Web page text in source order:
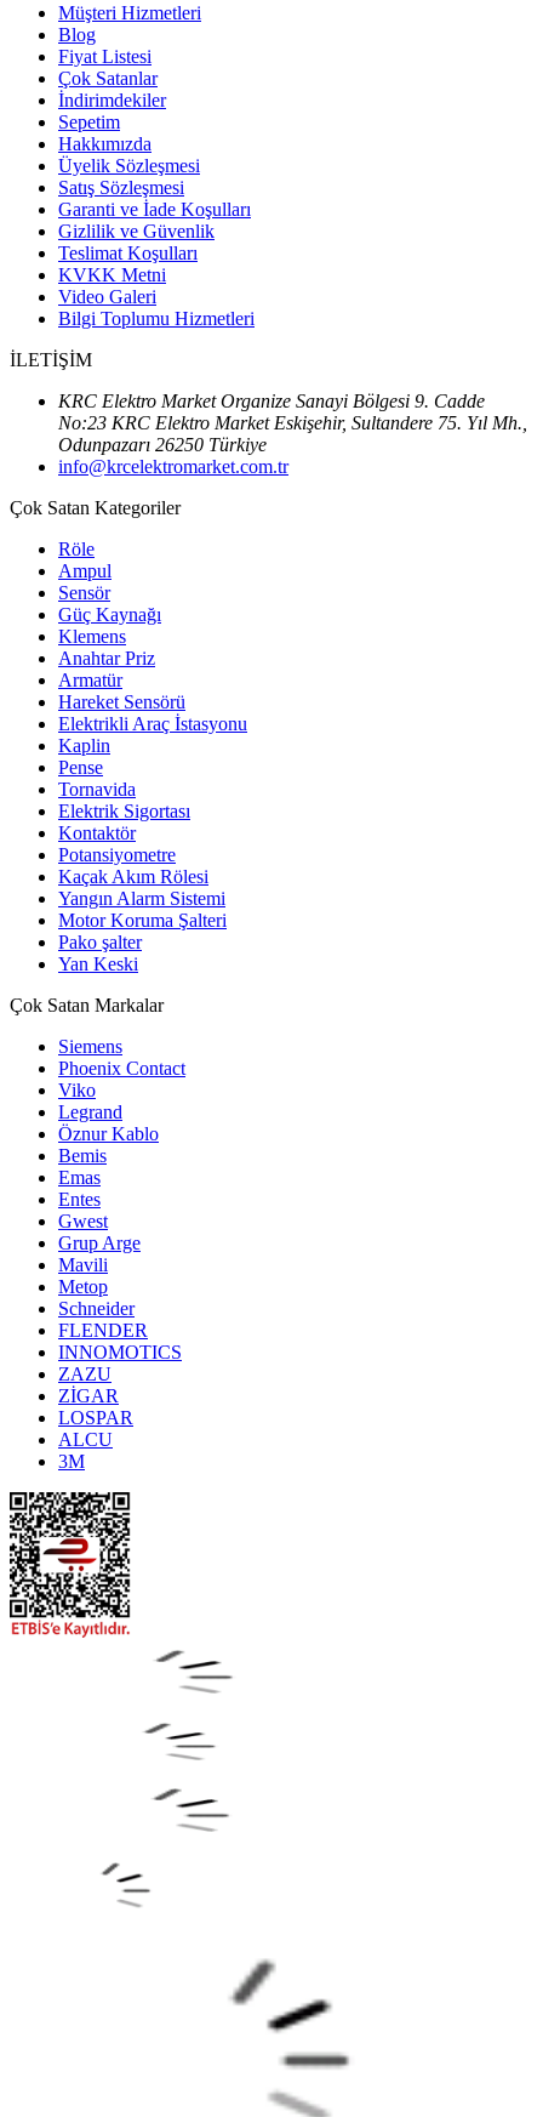
Müşteri Hizmetleri
Blog
Fiyat Listesi
Çok Satanlar
İndirimdekiler
Sepetim
Hakkımızda
Üyelik Sözleşmesi
Satış Sözleşmesi
Garanti ve İade Koşulları
Gizlilik ve Güvenlik
Teslimat Koşulları
KVKK Metni
Video Galeri
Bilgi Toplumu Hizmetleri
İLETİŞİM
KRC Elektro Market Organize Sanayi Bölgesi 9. Cadde
No:23 KRC Elektro Market Eskişehir, Sultandere 75. Yıl Mh.,
Odunpazarı 26250 Türkiye
info@krcelektromarket.com.tr
Çok Satan Kategoriler
Röle
Ampul
Sensör
Güç Kaynağı
Klemens
Anahtar Priz
Armatür
Hareket Sensörü
Elektrikli Araç İstasyonu
Kaplin
Pense
Tornavida
Elektrik Sigortası
Kontaktör
Potansiyometre
Kaçak Akım Rölesi
Yangın Alarm Sistemi
Motor Koruma Şalteri
Pako şalter
Yan Keski
Çok Satan Markalar
Siemens
Phoenix Contact
Viko
Legrand
Öznur Kablo
Bemis
Emas
Entes
Gwest
Grup Arge
Mavili
Metop
Schneider
FLENDER
INNOMOTICS
ZAZU
ZİGAR
LOSPAR
ALCU
3M